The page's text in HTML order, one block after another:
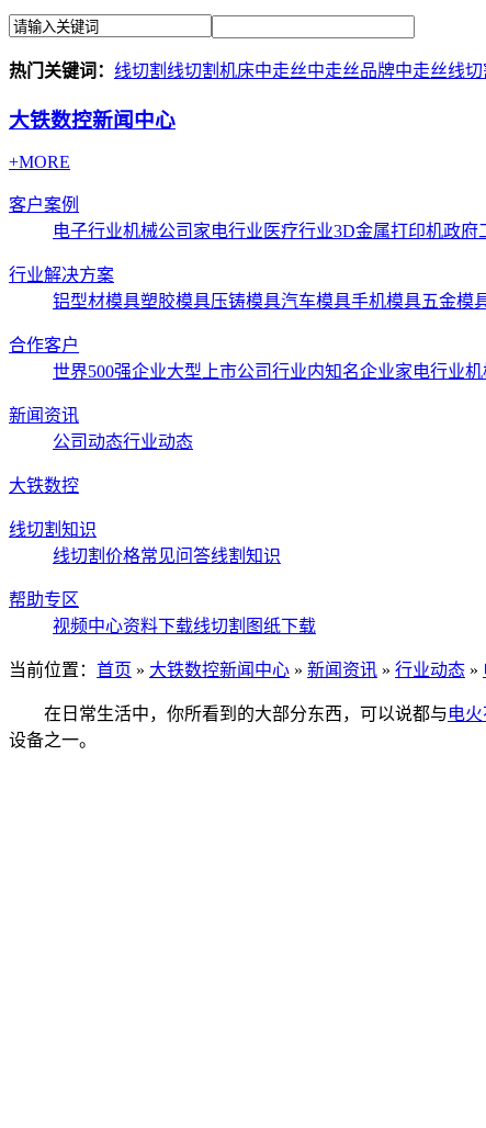
热门关键词： 线切割 线切割机床中走丝中走丝品牌中走丝线切
大铁数控新闻中心
+MORE
客户案例
电子行业机械公司 家电行业 医疗行业3D金属打印机政府
行业解决方案
铝型材模具塑胶模具压铸模具汽车模具手机模具五金模
合作客户
世界500强企业大型上市公司行业内知名企业家电行业机
新闻资讯
公司动态行业动态
大铁数控
线切割知识
线切割价格常见问答线割知识
帮助专区
视频中心资料下载线切割图纸下载
当前位置： 首页 » 大铁数控新闻中心 » 新闻资讯 » 行业动态 »
在日常生活中，你所看到的大部分东西，可以说都与电
设备之一。